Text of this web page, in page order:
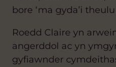
bore ‘ma gyda’i
Roedd Claire yn
angerddol ac yn
gyfiawnder